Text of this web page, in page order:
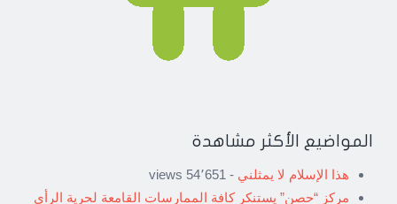
المواضيع الأكثر مشاهدة
هذا الإسلام لا يمثلني - 54٬651 views
مركز “حصن” يستنكر كافة الممارسات القامعة لحرية الرأي